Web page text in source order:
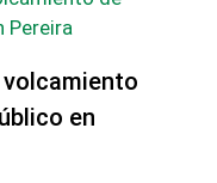
volcamiento
en